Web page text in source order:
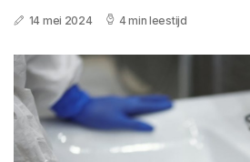
14 mei 2024 4 min leestijd